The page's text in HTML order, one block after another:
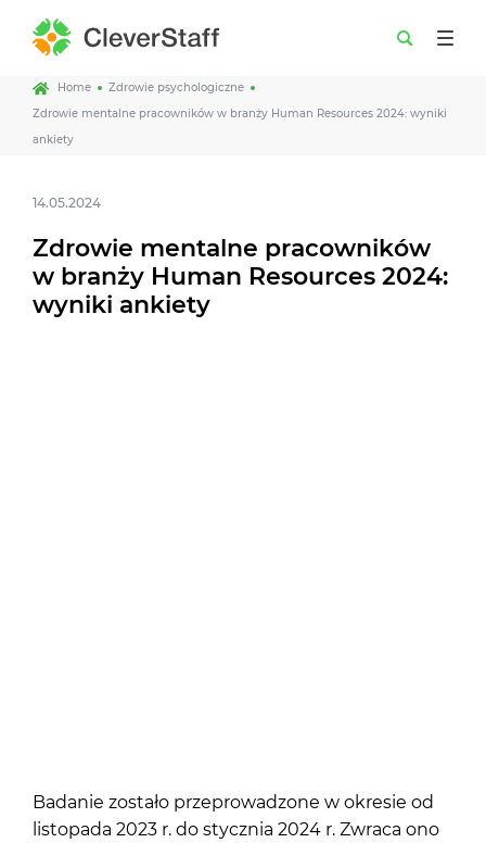
Home
Zdrowie psychologiczne
Zdrowie mentalne pracowników w branży Human Resources 2024: wyniki
ankiety
14.05.2024
Zdrowie mentalne pracowników
w branży Human Resources 2024:
wyniki ankiety
Badanie zostało przeprowadzone w okresie od
listopada 2023 r. do stycznia 2024 r. Zwraca ono